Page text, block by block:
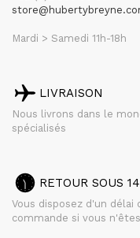
Mardi > Samedi 11h-18h
LIVRAISON
Nous livrons dans le
spécialisés
RETOUR SOUS
Vous disposez d'un
commande si vous